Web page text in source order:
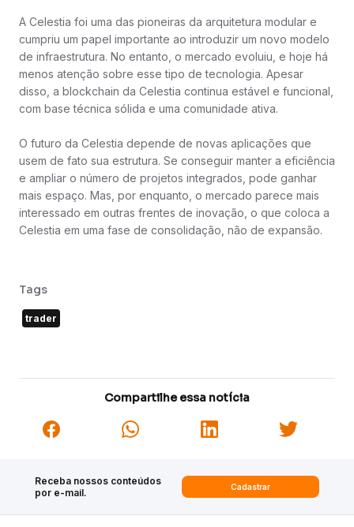
A Celestia foi uma das pioneiras da arquitetura modular e
cumpriu um papel importante ao introduzir um novo modelo
de infraestrutura. No entanto, o mercado evoluiu, e hoje há
menos atenção sobre esse tipo de tecnologia. Apesar
disso, a blockchain da Celestia continua estável e funcional,
com base técnica sólida e uma comunidade ativa.
O futuro da Celestia depende de novas aplicações que
usem de fato sua estrutura. Se conseguir manter a eficiência
e ampliar o número de projetos integrados, pode ganhar
mais espaço. Mas, por enquanto, o mercado parece mais
interessado em outras frentes de inovação, o que coloca a
Celestia em uma fase de consolidação, não de expansão.
Tags
trader
Compartilhe essa notícia
Receba nossos conteúdos
por e-mail.
Cadastrar